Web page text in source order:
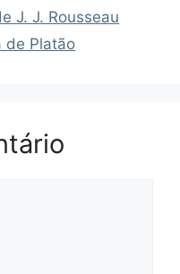
J. J. Rousseau
de Platão